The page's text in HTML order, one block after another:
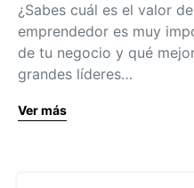
¿Sabes cuál es el valor
emprendedor es muy
de tu negocio y qué
grandes líderes…
Ver más